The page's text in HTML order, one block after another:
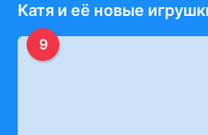
Катя и её новые
9